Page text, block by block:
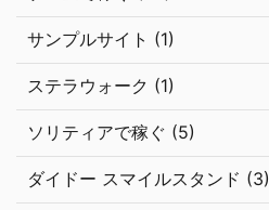
サンプルサイト (1)
ステラウォーク (1)
ソリティアで稼ぐ (5)
ダイドー スマイルスタンド (3)